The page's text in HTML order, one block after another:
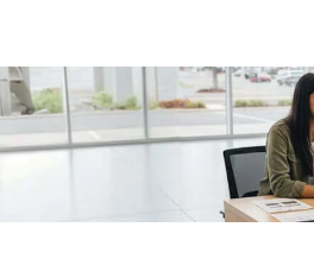
/fragments/plp-details